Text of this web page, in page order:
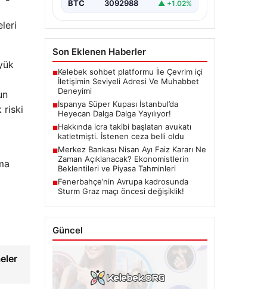
riski
BTC 3092988 ▲ +1.02%
Son Eklenen Haberler
■Kelebek sohbet platformu İle Çevrim içi
İletişimin Seviyeli Adresi Ve Muhabbet
Deneyimi
■İspanya Süper Kupası İstanbul’da
Heyecan Dalga Dalga Yayılıyor!
■Hakkında icra takibi başlatan avukatı
katletmişti. İstenen ceza belli oldu
■Merkez Bankası Nisan Ayı Faiz Kararı Ne
Zaman Açıklanacak? Ekonomistlerin
Beklentileri ve Piyasa Tahminleri
■Fenerbahçe’nin Avrupa kadrosunda
Sturm Graz maçı öncesi değişiklik!
Güncel